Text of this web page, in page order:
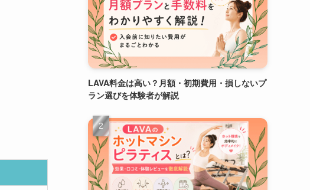
LAVA料金は高い？月額・初期費用・損しないプ
ラン選びを体験者が解説